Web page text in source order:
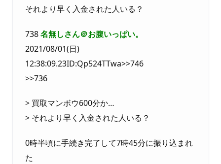
それより早く入金された人いる？
738名無しさん＠お腹いっぱい。
2021/08/01(日)
12:38:09.23ID:Qp524TTwa>>746
>>736
> 買取マンボウ600分か…
> それより早く入金された人いる？
0時半頃に手続き完了して7時45分に振り込まれ
た